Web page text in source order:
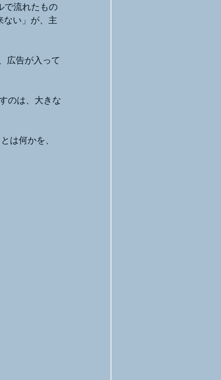
で流れたもの
ない」が、主
広告が入って
のは、大きな
は何かを、